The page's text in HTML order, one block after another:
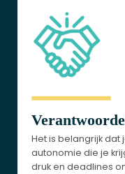
Het is belangrijk dat
autonomie die je
druk en deadlines